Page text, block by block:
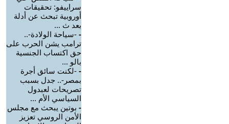
سراييفو: تحقيقات
أوروبية تبحث عن أدلة
بعد ث ...
- -سياحة الولادة-..
ترامب يشن الحرب على
حق اكتساب الجنسية
بالو ...
- -لكنت سائق أجرة
بمصر-.. جدل بسبب
تصريحات لعبدول
السياسي الأم ...
- بوتين يبحث مع مجلس
الأمن الروسي تعزيز